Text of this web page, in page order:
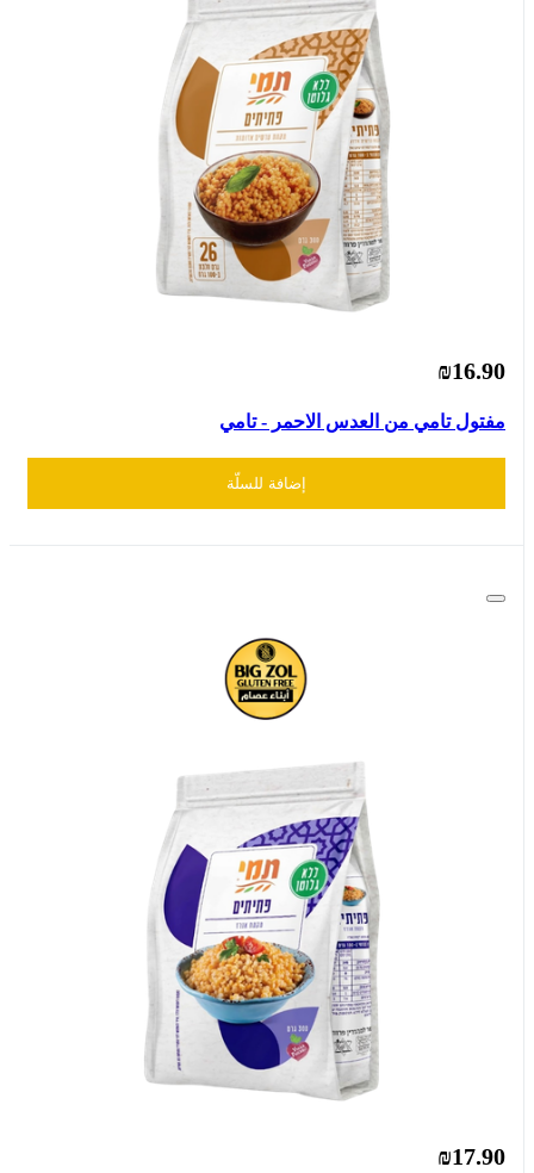
₪16.90
مفتول تامي من العدس الاحمر - تامي
إضافة للسلّة
₪17.90